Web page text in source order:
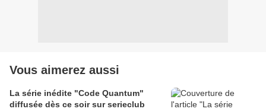
Vous aimerez aussi
La série inédite "Code Quantum"
diffusée dès ce soir sur serieclub